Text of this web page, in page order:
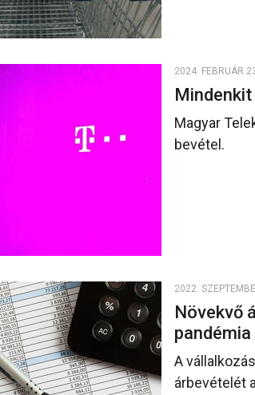
2024. FEBRUÁR
Magyar
bevétel.
2022.
Növekvő
A
árbevételét